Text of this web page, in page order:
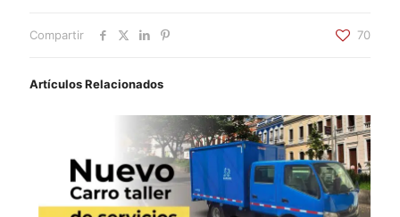
Compartir 70
Artículos Relacionados